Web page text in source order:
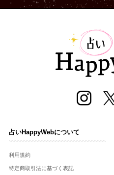
占いHappyWebについて
利用規約
特定商取引法に基づく表記